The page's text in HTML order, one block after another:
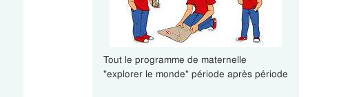
Tout le programme de maternelle
"explorer le monde" période après période